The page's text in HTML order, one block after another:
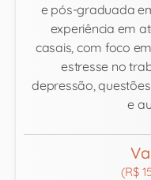
e pós-graduada
experiência em
casais, com foco
estresse no
depressão,
e
(R$